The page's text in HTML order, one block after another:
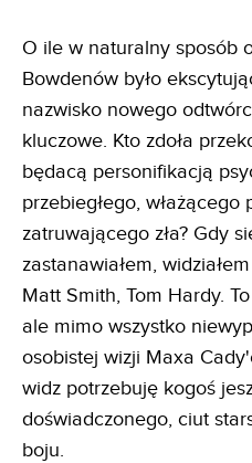
O ile w naturalny sposób
Bowdenów było
nazwisko nowego
kluczowe. Kto zdoła
będacą personifikacją
przebiegłego, włażącego
zatruwającego zła? Gdy
zastanawiałem,
Matt Smith, Tom Hardy.
ale mimo wszystko
osobistej wizji Maxa
widz potrzebuję kogoś
doświadczonego, ciut
boju.